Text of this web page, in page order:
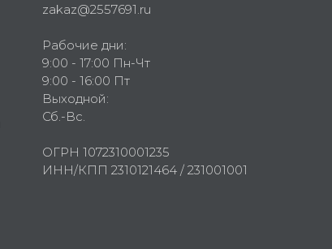
zakaz@2557691.ru
Рабочие дни:
9:00 - 17:00 Пн-Чт
9:00 - 16:00 Пт
Выходной:
Сб.-Вс.
ОГРН 1072310001235
ИНН/КПП 2310121464 / 231001001